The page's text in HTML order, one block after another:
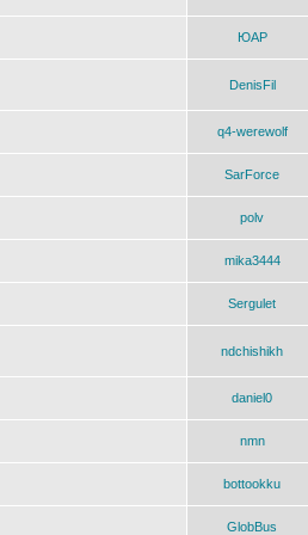
ЮАР
DenisFil
q4-werewolf
SarForce
polv
mika3444
Sergulet
ndchishikh
daniel0
nmn
bottookku
GlobBus